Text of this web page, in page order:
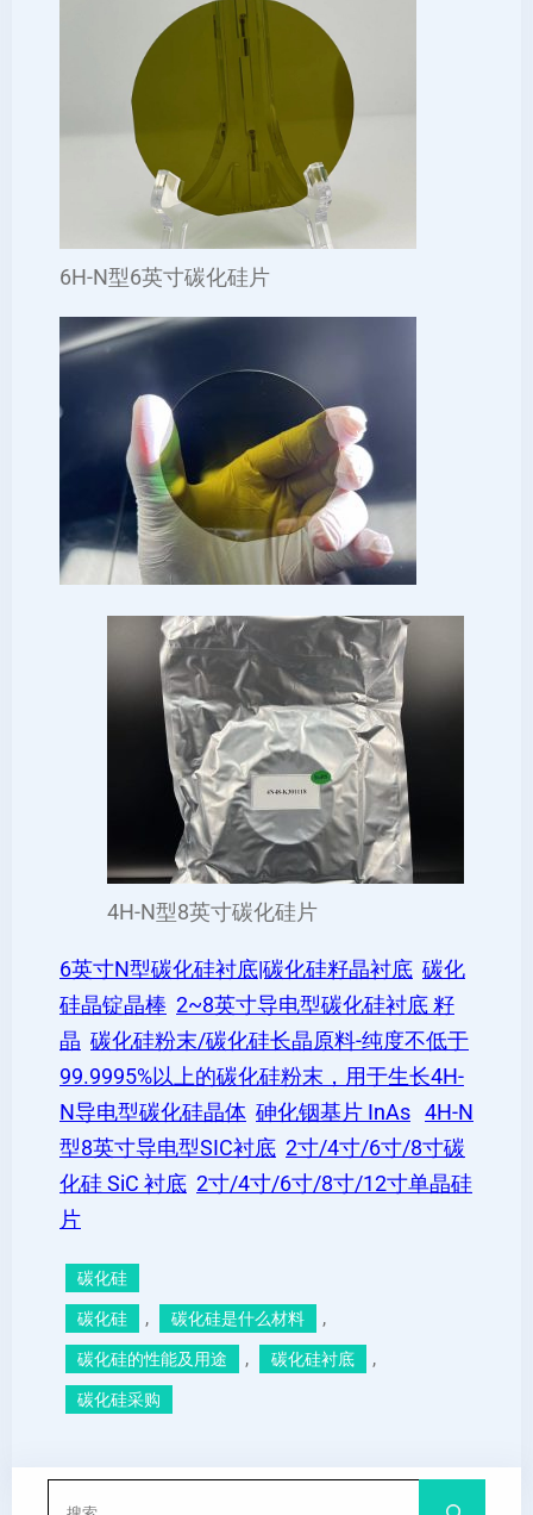
6H-N型6英寸碳化硅片
4H-N型8英寸碳化硅片
6英寸N型碳化硅衬底|碳化硅籽晶衬底 碳化
硅晶锭晶棒 2~8英寸导电型碳化硅衬底 籽
晶 碳化硅粉末/碳化硅长晶原料-纯度不低于
99.9995%以上的碳化硅粉末，用于生长4H-
N导电型碳化硅晶体 砷化铟基片 InAs 4H-N
型8英寸导电型SIC衬底 2寸/4寸/6寸/8寸碳
化硅 SiC 衬底 2寸/4寸/6寸/8寸/12寸单晶硅
片
碳化硅
碳化硅 , 碳化硅是什么材料 ,
碳化硅的性能及用途 , 碳化硅衬底 ,
碳化硅采购